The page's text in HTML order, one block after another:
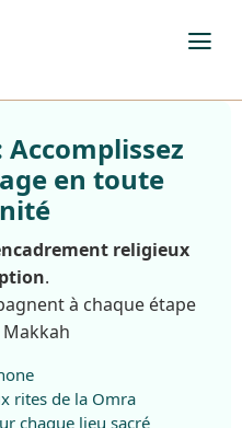
Accomplissez
en toute
religieux
.
à chaque étape
rites de la Omra
chaque lieu sacré